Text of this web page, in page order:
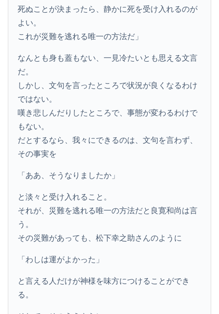
死ぬことが決まったら、静かに死を受け入れるのが
よい。
これが災難を逃れる唯一の方法だ」
なんとも身も蓋もない、一見冷たいとも思える文言
だ。
しかし、文句を言ったところで状況が良くなるわけ
ではない。
嘆き悲しんだりしたところで、事態が変わるわけで
もない。
だとするなら、我々にできるのは、文句を言わず、
その事実を
「ああ、そうなりましたか」
と淡々と受け入れること。
それが、災難を逃れる唯一の方法だと良寛和尚は言
う。
その災難があっても、松下幸之助さんのように
「わしは運がよかった」
と言える人だけが神様を味方につけることができ
る。